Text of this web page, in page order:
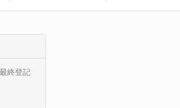
終登記